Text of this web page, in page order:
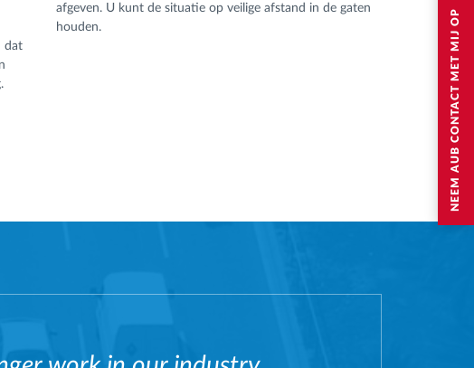
NEEM AUB CONTACT MET MIJ OP
dat
afgeven. U kunt de situatie op veilige afstand in de gaten
houden.